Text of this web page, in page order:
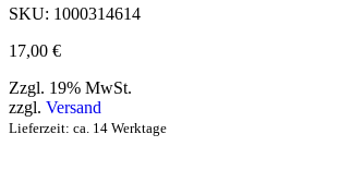
SKU: 1000314614
17,00 €
Zzgl. 19% MwSt.
zzgl. Versand
Lieferzeit: ca. 14 Werktage